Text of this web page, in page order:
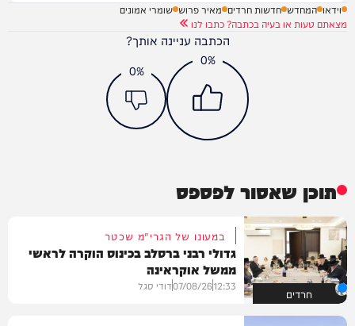
וידאו המחדש חדשות חרדים מאיר פרוש שומרי אמונים
מצאתם טעות או בעיה בכתבה? כתבו לנו
הכתבה עניינה אותך?
0%
0%
תוכן שאסור לפספס
חרדים
במעונו של הגרי"מ שכטר
גדולי רבני ברסלב בכינוס הוקרה לראשי
ממשל אוקראינה
12:33
07/08/26דודי סגל